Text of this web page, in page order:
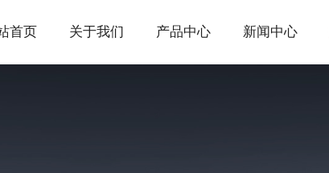
首页 关于我们 产品中心 新闻中心